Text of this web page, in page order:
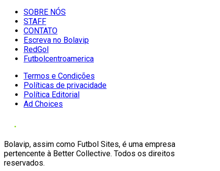
SOBRE NÓS
STAFF
CONTATO
Escreva no Bolavip
RedGol
Futbolcentroamerica
Termos e Condições
Políticas de privacidade
Política Editorial
Ad Choices
Bolavip, assim como Futbol Sites, é uma empresa
pertencente à Better Collective. Todos os direitos
reservados.